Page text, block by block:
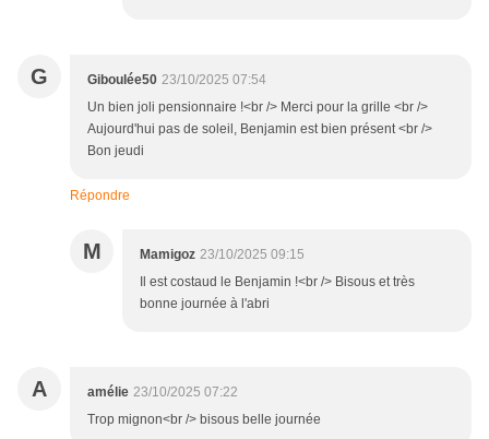
G Giboulée50 23/10/2025 07:54
Un bien joli pensionnaire !<br /> Merci pour la grille <br />
Aujourd'hui pas de soleil, Benjamin est bien présent <br />
Bon jeudi
Répondre
M Mamigoz 23/10/2025 09:15
Il est costaud le Benjamin !<br /> Bisous et très
bonne journée à l'abri
A amélie 23/10/2025 07:22
Trop mignon<br /> bisous belle journée